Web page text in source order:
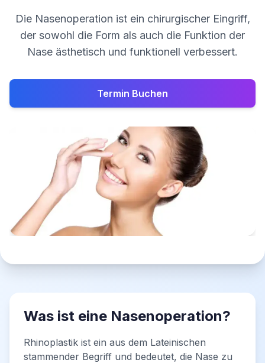
Die Nasenoperation ist ein chirurgischer Eingriff,
der sowohl die Form als auch die Funktion der
Nase ästhetisch und funktionell verbessert.
Termin Buchen
Was ist eine Nasenoperation?
Rhinoplastik ist ein aus dem Lateinischen
stammender Begriff und bedeutet, die Nase zu